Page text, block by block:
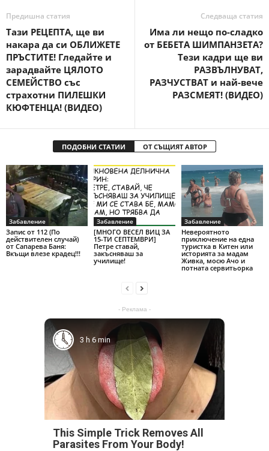
Предишна статия
Тази РЕЦЕПТА, ще ви
накара да си ОБЛИЖЕТЕ
ПРЪСТИТЕ! Гледайте и
зарадвайте ЦЯЛОТО
СЕМЕЙСТВО със
страхотни ПИЛЕШКИ
КЮФТЕНЦА! (ВИДЕО)
Следваща статия
Има ли нещо по-сладко
от БЕБЕТА ШИМПАНЗЕТА?
Тези кадри ще ви
РАЗВЪЛНУВАТ,
РАЗЧУСТВАТ и най-вече
РАЗСМЕЯТ! (ВИДЕО)
ПОДОБНИ СТАТИИ ОТ СЪЩИЯТ АВТОР
Забавление
Запис от 112 (По
действителен случай)
от Сапарева Баня:
Вкъщи влезе крадец!!!
Забавление
[МНОГО ВЕСЕЛ ВИЦ ЗА
15-ТИ СЕПТЕМВРИ]
Петре ставай,
закъсняваш за
училище!
Забавление
Невероятното
приключение на една
туристка в Китен или
историята за мадам
Живка, мосю Ачо и
потната сервитьорка
- Реклама -
3 h 6 min
This Simple Trick Removes All
Parasites From Your Body!